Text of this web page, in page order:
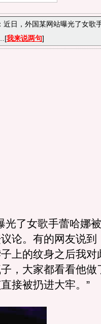
近日，外国某网站曝光了女歌
我来说两句]
了女歌手蕾哈娜
论。有的网友说到
上的纹身之后我对
，大家都看看他做
接被扔进大牢。”